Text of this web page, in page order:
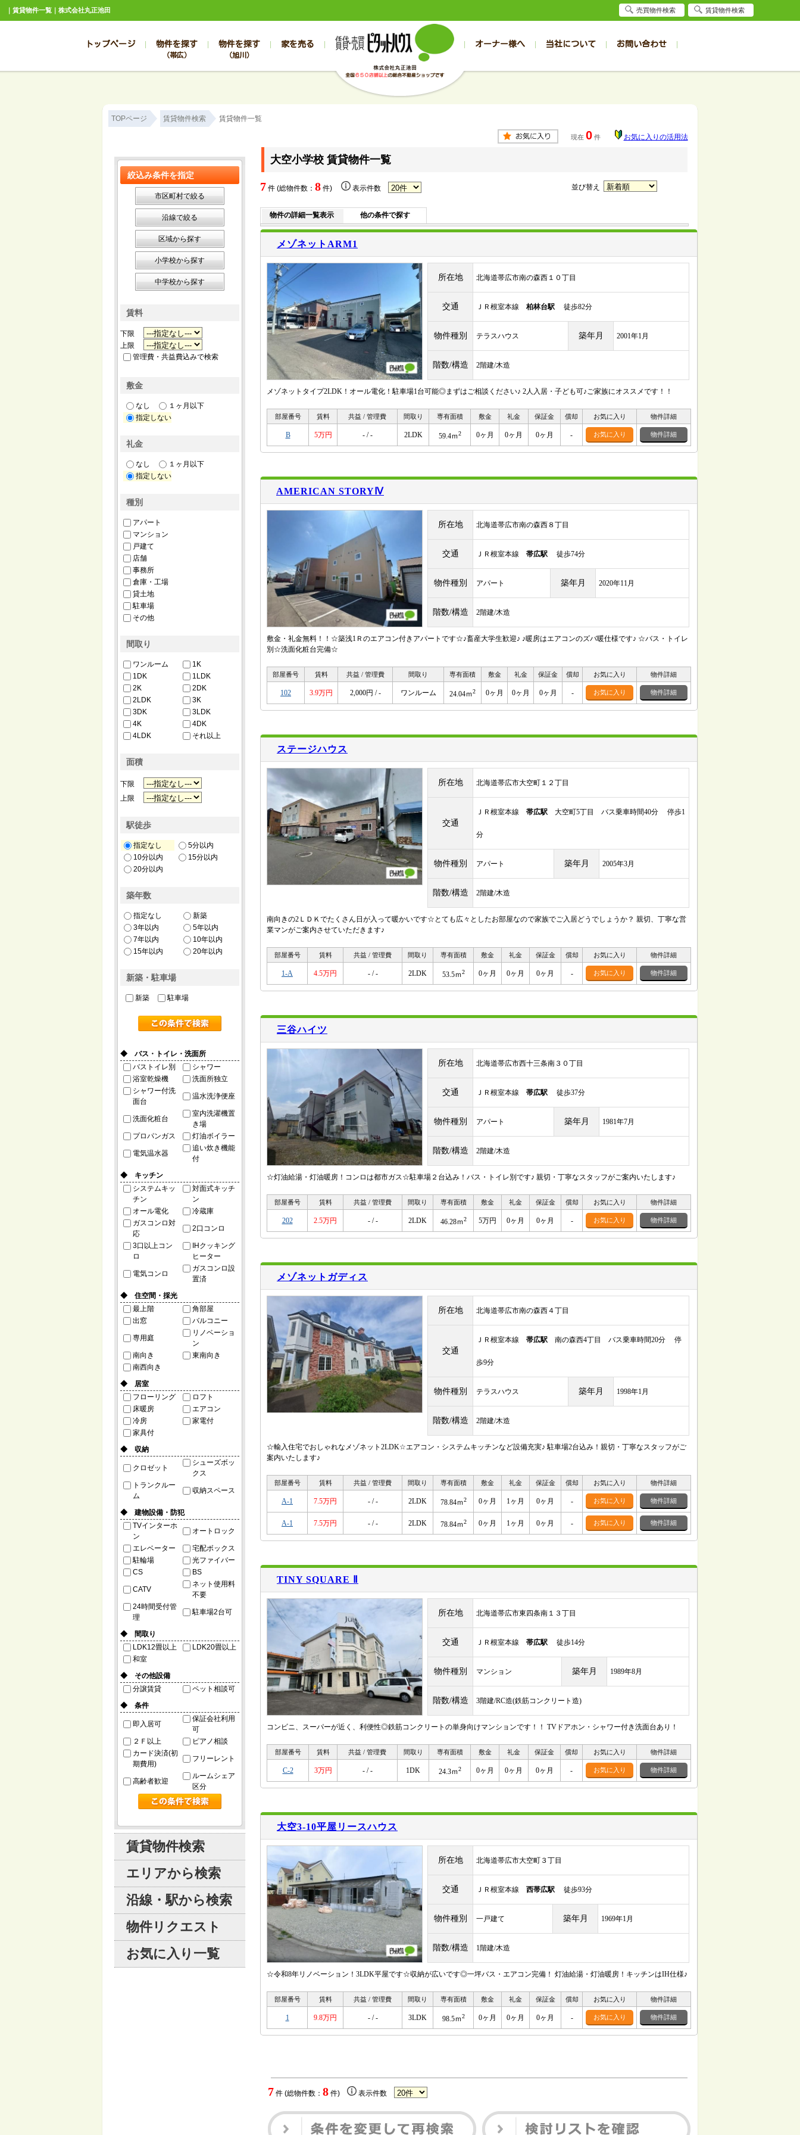
｜賃貸物件一覧｜株式会社丸正池田
トップページ 物件を探す
（帯広）
帯広の売買物件一覧
帯広の土地
帯広の1000万円以下
帯広の3000万～4000万円
帯広の賃貸物件一覧
帯広の賃貸マンション
帯広の1R～1K
帯広の2K～2LDK
物件を探す
（旭川）
旭川の売買物件一覧
旭川の土地
旭川の1000万円以下
旭川の3000万～4000万円
旭川の賃貸物件一覧
旭川の賃貸マンション
旭川の1R～1K
旭川の2K～2LDK
家を売る オーナー様へ 当社について
スタッフブログ お客様の声
お問い合わせ
売却のお問合せ 入居者様専用（帯広店）
TOPページ 賃貸物件検索 賃貸物件一覧
現在 0 件 お気に入りの活用法
大空小学校 賃貸物件一覧
7 件 (総物件数： 8 件) 表示件数 並び替え
物件の詳細一覧表示 他の条件で探す
メゾネットARM1
所在地 北海道帯広市南の森西１０丁目
交通 ＪＲ根室本線 柏林台駅 徒歩82分
物件種別 テラスハウス 築年月 2001年1月
階数/構造 2階建/木造
メゾネットタイプ2LDK！オール電化！駐車場1台可能◎まずはご相談ください♪ 2人入居・子ども可♪ご家族にオススメです！！
部屋番号 賃料 共益 / 管理費 間取り 専有面積 敷金 礼金 保証金 償却 お気に入り 物件詳細
B 5万円 - / - 2LDK 59.4ｍ2 0ヶ月 0ヶ月 0ヶ月 - お気に入り 物件詳細
AMERICAN STORYⅣ
所在地 北海道帯広市南の森西８丁目
交通 ＪＲ根室本線 帯広駅 徒歩74分
物件種別 アパート 築年月 2020年11月
階数/構造 2階建/木造
敷金・礼金無料！！☆築浅1Ｒのエアコン付きアパートです☆♪畜産大学生歓迎♪ ♪暖房はエアコンのズバ暖仕様です♪ ☆バス・トイレ
別☆洗面化粧台完備☆
部屋番号 賃料 共益 / 管理費 間取り 専有面積 敷金 礼金 保証金 償却 お気に入り 物件詳細
102 3.9万円 2,000円 / - ワンルーム 24.04ｍ2 0ヶ月 0ヶ月 0ヶ月 - お気に入り 物件詳細
ステージハウス
所在地 北海道帯広市大空町１２丁目
交通
ＪＲ根室本線 帯広駅 大空町5丁目 バス乗車時間40分 停歩1
分
物件種別 アパート 築年月 2005年3月
階数/構造 2階建/木造
南向きの2ＬＤＫでたくさん日が入って暖かいです☆とても広々としたお部屋なので家族でご入居どうでしょうか？ 親切、丁寧な営
業マンがご案内させていただきます♪
部屋番号 賃料 共益 / 管理費 間取り 専有面積 敷金 礼金 保証金 償却 お気に入り 物件詳細
1-A 4.5万円 - / - 2LDK 53.5ｍ2 0ヶ月 0ヶ月 0ヶ月 - お気に入り 物件詳細
三谷ハイツ
所在地 北海道帯広市西十三条南３０丁目
交通 ＪＲ根室本線 帯広駅 徒歩37分
物件種別 アパート 築年月 1981年7月
階数/構造 2階建/木造
☆灯油給湯・灯油暖房！コンロは都市ガス☆駐車場２台込み！バス・トイレ別です♪ 親切・丁寧なスタッフがご案内いたします♪
部屋番号 賃料 共益 / 管理費 間取り 専有面積 敷金 礼金 保証金 償却 お気に入り 物件詳細
202 2.5万円 - / - 2LDK 46.28ｍ2 5万円 0ヶ月 0ヶ月 - お気に入り 物件詳細
メゾネットガディス
所在地 北海道帯広市南の森西４丁目
交通
ＪＲ根室本線 帯広駅 南の森西4丁目 バス乗車時間20分 停
歩9分
物件種別 テラスハウス 築年月 1998年1月
階数/構造 2階建/木造
☆輸入住宅でおしゃれなメゾネット2LDK☆エアコン・システムキッチンなど設備充実♪ 駐車場2台込み！親切・丁寧なスタッフがご
案内いたします♪
部屋番号 賃料 共益 / 管理費 間取り 専有面積 敷金 礼金 保証金 償却 お気に入り 物件詳細
A-1 7.5万円 - / - 2LDK 78.84ｍ2 0ヶ月 1ヶ月 0ヶ月 - お気に入り 物件詳細
A-1 7.5万円 - / - 2LDK 78.84ｍ2 0ヶ月 1ヶ月 0ヶ月 - お気に入り 物件詳細
TINY SQUARE Ⅱ
所在地 北海道帯広市東四条南１３丁目
交通 ＪＲ根室本線 帯広駅 徒歩14分
物件種別 マンション 築年月 1989年8月
階数/構造 3階建/RC造(鉄筋コンクリート造)
コンビニ、スーパーが近く、利便性◎鉄筋コンクリートの単身向けマンションです！！ TVドアホン・シャワー付き洗面台あり！
部屋番号 賃料 共益 / 管理費 間取り 専有面積 敷金 礼金 保証金 償却 お気に入り 物件詳細
C-2 3万円 - / - 1DK 24.3ｍ2 0ヶ月 0ヶ月 0ヶ月 - お気に入り 物件詳細
大空3-10平屋リースハウス
所在地 北海道帯広市大空町３丁目
交通 ＪＲ根室本線 西帯広駅 徒歩93分
物件種別 一戸建て 築年月 1969年1月
階数/構造 1階建/木造
☆令和8年リノベーション！3LDK平屋です☆収納が広いです◎一坪バス・エアコン完備！ 灯油給湯・灯油暖房！キッチンはIH仕様♪
部屋番号 賃料 共益 / 管理費 間取り 専有面積 敷金 礼金 保証金 償却 お気に入り 物件詳細
1 9.8万円 - / - 3LDK 98.5ｍ2 0ヶ月 0ヶ月 0ヶ月 - お気に入り 物件詳細
7 件 (総物件数： 8件) 表示件数
絞込み条件を指定
市区町村で絞る
沿線で絞る
区域から探す
小学校から探す
中学校から探す
賃料
下限
上限
管理費・共益費込みで検索
敷金
なし
１ヶ月以下
指定しない
礼金
なし
１ヶ月以下
指定しない
種別
アパート
マンション
戸建て
店舗
事務所
倉庫・工場
貸土地
駐車場
その他
間取り
ワンルーム
1K
1DK
1LDK
2K
2DK
2LDK
3K
3DK
3LDK
4K
4DK
4LDK
それ以上
面積
下限
上限
駅徒歩
指定なし
5分以内
10分以内
15分以内
20分以内
築年数
指定なし
新築
3年以内
5年以内
7年以内
10年以内
15年以内
20年以内
新築・駐車場
新築 駐車場
◆ バス・トイレ・洗面所
バストイレ別
シャワー
浴室乾燥機
洗面所独立
シャワー付洗
面台
温水洗浄便座
洗面化粧台
室内洗濯機置
き場
プロパンガス
灯油ボイラー
電気温水器
追い炊き機能
付
◆ キッチン
システムキッ
チン
対面式キッチ
ン
オール電化
冷蔵庫
ガスコンロ対
応
2口コンロ
3口以上コン
ロ
IHクッキング
ヒーター
電気コンロ
ガスコンロ設
置済
◆ 住空間・採光
最上階
角部屋
出窓
バルコニー
専用庭
リノベーショ
ン
南向き
東南向き
南西向き
◆ 居室
フローリング
ロフト
床暖房
エアコン
冷房
家電付
家具付
◆ 収納
クロゼット
シューズボッ
クス
トランクルー
ム
収納スペース
◆ 建物設備・防犯
TVインターホ
ン
オートロック
エレベーター
宅配ボックス
駐輪場
光ファイバー
CS
BS
CATV
ネット使用料
不要
24時間受付管
理
駐車場2台可
◆ 間取り
LDK12畳以上
LDK20畳以上
和室
◆ その他設備
分譲賃貸
ペット相談可
◆ 条件
即入居可
保証会社利用
可
２Ｆ以上
ピアノ相談
カード決済(初
期費用)
フリーレント
高齢者歓迎
ルームシェア
区分
賃貸物件検索
エリアから検索
沿線・駅から検索
物件リクエスト
お気に入り一覧
売買物件検索 賃貸物件検索